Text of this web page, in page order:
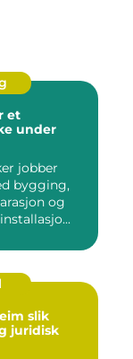
under
jobber
bygging,
og
slik
juridisk